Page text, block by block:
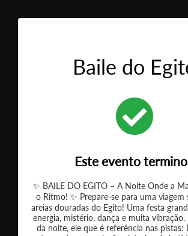
Baile do
Este evento
✨ BAILE DO EGITO – A Noite Onde a
o Ritmo! ✨ Prepare-se para uma viagem
areias douradas do Egito! Uma festa
energia, mistério, dança e muita
da noite, ele que é referência nas pistas: